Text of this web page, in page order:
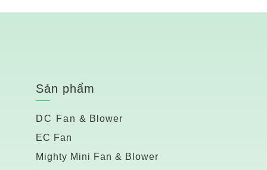
Sản phẩm
DC Fan & Blower
EC Fan
Mighty Mini Fan & Blower